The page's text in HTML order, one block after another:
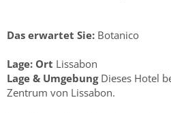
Das erwartet Sie: Botanico
Lage: Ort Lissabon
Lage & UmgebungDieses Hotel
Zentrum von Lissabon.